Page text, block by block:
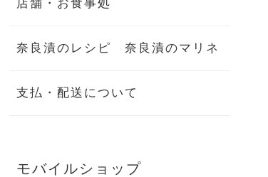
店舗・お食事処
奈良漬のレシピ 奈良漬のマリネ
支払・配送について
モバイルショップ